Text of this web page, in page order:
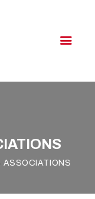
ASSOCIATIONS